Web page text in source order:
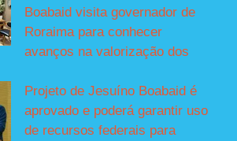
Boabaid visita governador de
Roraima para conhecer
avanços na valorização dos
Projeto de Jesuíno Boabaid é
aprovado e poderá garantir uso
de recursos federais para